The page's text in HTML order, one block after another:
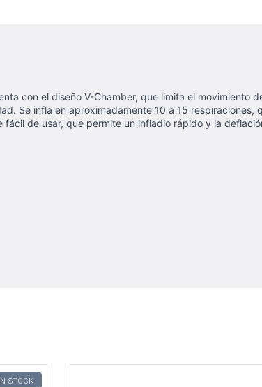
con el diseño V-Chamber, que limita el movimiento
Se infla en aproximadamente 10 a 15 respiraciones,
de usar, que permite un infladio rápido y la
STOCK